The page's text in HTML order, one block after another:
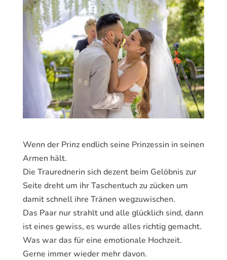
Wenn der Prinz endlich seine Prinzessin in seinen
Armen hält.
Die Traurednerin sich dezent beim Gelöbnis zur
Seite dreht um ihr Taschentuch zu zücken um
damit schnell ihre Tränen wegzuwischen.
Das Paar nur strahlt und alle glücklich sind, dann
ist eines gewiss, es wurde alles richtig gemacht.
Was war das für eine emotionale Hochzeit.
Gerne immer wieder mehr davon.